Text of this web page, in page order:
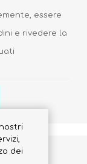
essere
e rivedere la
dei